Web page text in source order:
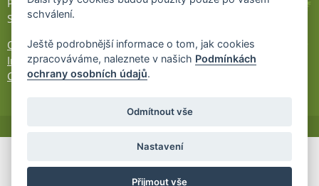
Po-Pá 9-17
So 9-11:30
Ochrana osobních údajů
Informace UKZÚZ
Cookies
Partnerský
schválení.
Ještě podrobnější informace o tom, jak cookies
zpracováváme, naleznete v našich Podmínkách
ochrany osobních údajů.
Odmítnout vše
Nastavení
Přijmout vše